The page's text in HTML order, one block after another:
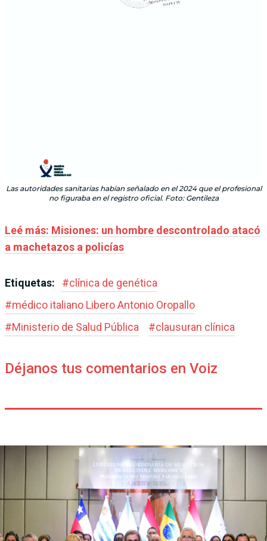
Las autoridades sanitarias habían señalado en el 2024 que el profesional
no figuraba en el registro oficial. Foto: Gentileza
Leé más: Misiones: un hombre descontrolado atacó
a machetazos a policías
Etiquetas: #clínica de genética
#médico italiano Libero Antonio Oropallo
#Ministerio de Salud Pública #clausuran clínica
Déjanos tus comentarios en Voiz